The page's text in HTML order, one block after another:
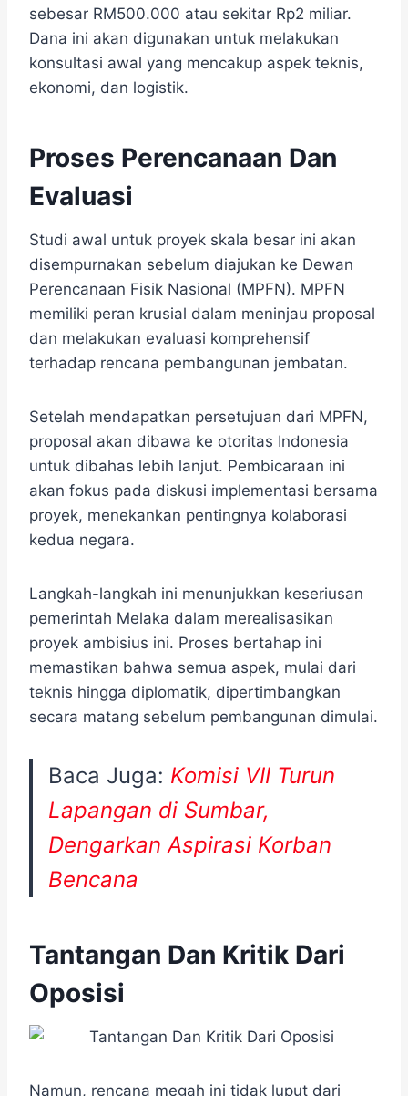
sebesar RM500.000 atau sekitar Rp2 miliar.
Dana ini akan digunakan untuk melakukan
konsultasi awal yang mencakup aspek teknis,
ekonomi, dan logistik.
Proses Perencanaan Dan
Evaluasi
Studi awal untuk proyek skala besar ini akan
disempurnakan sebelum diajukan ke Dewan
Perencanaan Fisik Nasional (MPFN). MPFN
memiliki peran krusial dalam meninjau proposal
dan melakukan evaluasi komprehensif
terhadap rencana pembangunan jembatan.
Setelah mendapatkan persetujuan dari MPFN,
proposal akan dibawa ke otoritas Indonesia
untuk dibahas lebih lanjut. Pembicaraan ini
akan fokus pada diskusi implementasi bersama
proyek, menekankan pentingnya kolaborasi
kedua negara.
Langkah-langkah ini menunjukkan keseriusan
pemerintah Melaka dalam merealisasikan
proyek ambisius ini. Proses bertahap ini
memastikan bahwa semua aspek, mulai dari
teknis hingga diplomatik, dipertimbangkan
secara matang sebelum pembangunan dimulai.
Baca Juga: Komisi VII Turun
Lapangan di Sumbar,
Dengarkan Aspirasi Korban
Bencana
Tantangan Dan Kritik Dari
Oposisi
Namun, rencana megah ini tidak luput dari